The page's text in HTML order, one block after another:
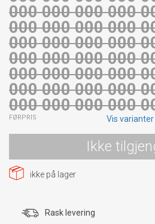
000 000 000 000
000 000 000 000
000 000 000 000
000 000 000 000
000 000 000 000
000 000 000 000
000 000 000 000
FØRPRIS Vis
Ikke
ikke på lager
Rask levering